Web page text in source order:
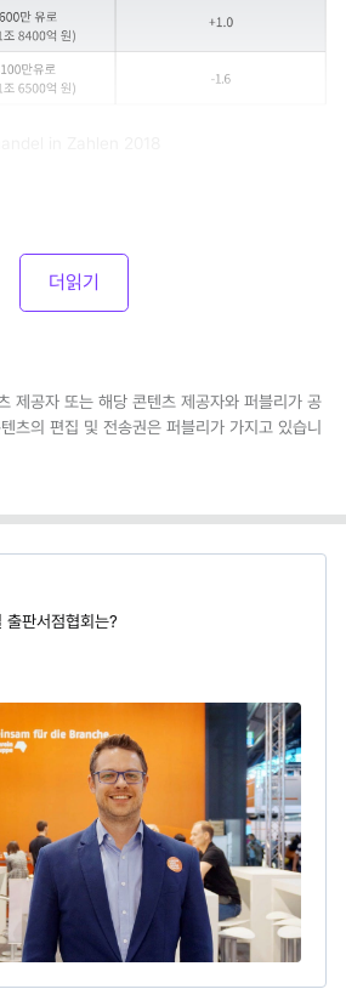
더읽기
제공자 또는 해당 콘텐츠 제공자와 퍼블리가 공
츠의 편집 및 전송권은 퍼블리가 가지고 있습니
출판서점협회는?